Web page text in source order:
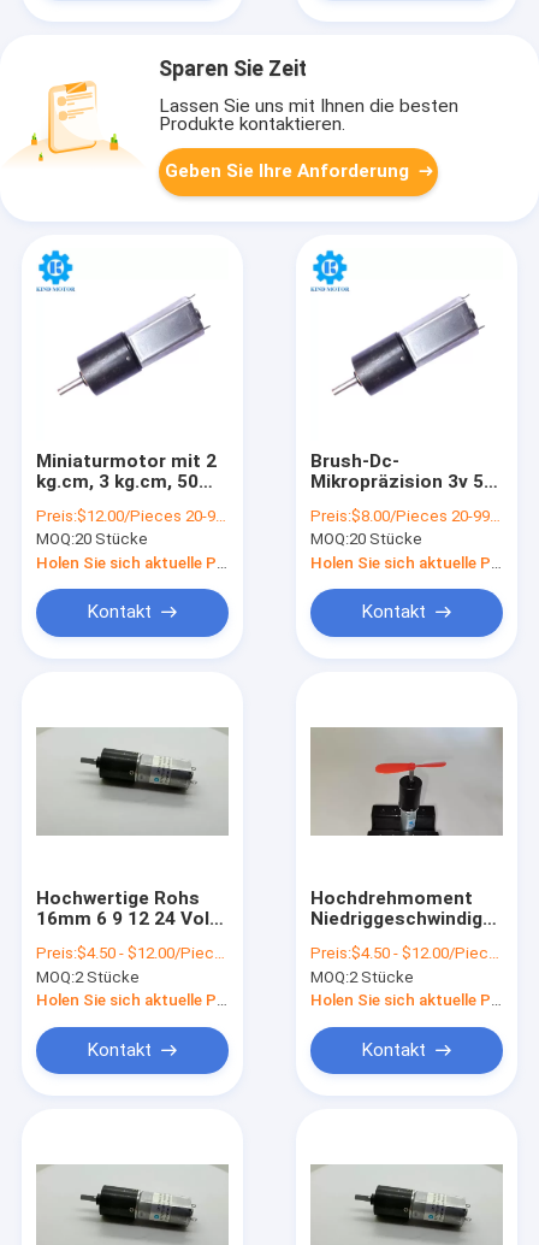
Produkte
Über uns
Sparen Sie Zeit
Lassen Sie uns mit Ihnen die besten
Produkte kontaktieren.
Geben Sie Ihre Anforderung
Miniaturmotor mit 2
kg.cm, 3 kg.cm, 50
Rpm, 90 Rpm, 100
Rpm, 12 V
Gleichstrommotor,
ccw mit 16 mm-
Getriebe
Preis:$12.00/Pieces 20-99 Pieces
MOQ:20 Stücke
Kontakt
Brush-Dc-
Mikropräzision 3v 5v
Planetengetriebe-
Reduktor-Gangmotor
Preis:$8.00/Pieces 20-99 Pieces
MOQ:20 Stücke
Kontakt
Hochwertige Rohs
16mm 6 9 12 24 Volt
300rpm 500rpm
Gleichstrommotor
für Planetenräder
Preis:$4.50 - $12.00/Pieces
MOQ:2 Stücke
Holen Sie sich aktuelle Preis
Kontakt
Hochdrehmoment
3kg.cm 50rpm 60rpm
75rpm 90rpm 100rpm
DC 6v 9v 12v
Preis:$4.50 - $12.00/Pieces
MOQ:2 Stücke
Holen Sie sich aktuelle Preis
Kontakt